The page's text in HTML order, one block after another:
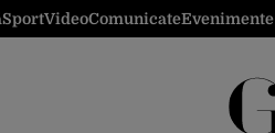
SportVideoComunicateEvenimente